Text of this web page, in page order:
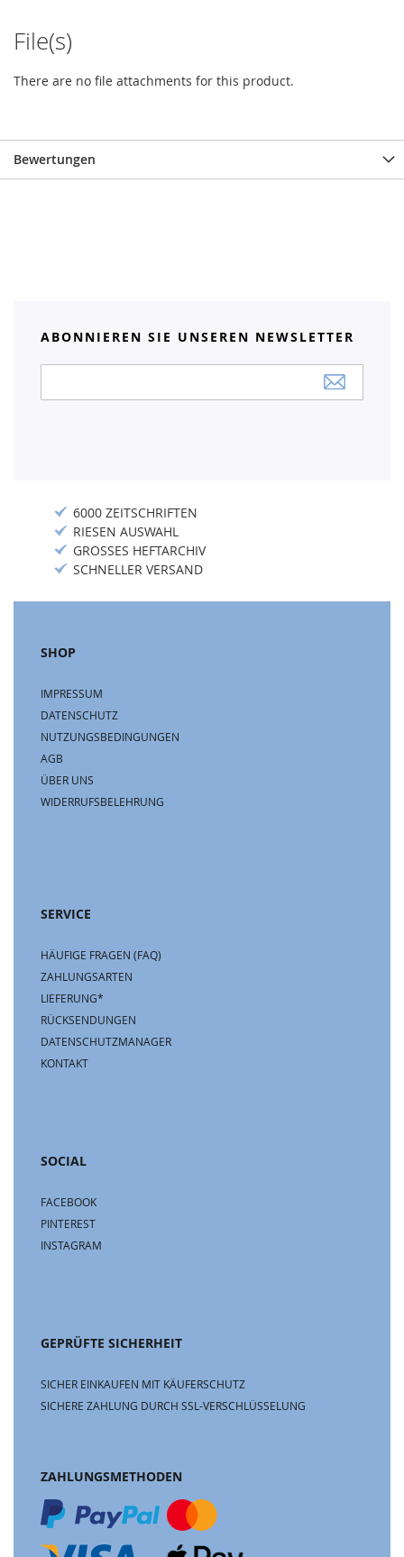
File(s)
There are no file attachments for this product.
Bewertungen
ABONNIEREN SIE UNSEREN NEWSLETTER
Newsletter:
6000 ZEITSCHRIFTEN
RIESEN AUSWAHL
GROSSES HEFTARCHIV
SCHNELLER VERSAND
SHOP
IMPRESSUM
DATENSCHUTZ
NUTZUNGSBEDINGUNGEN
AGB
ÜBER UNS
WIDERRUFSBELEHRUNG
SERVICE
HÄUFIGE FRAGEN (FAQ)
ZAHLUNGSARTEN
LIEFERUNG*
RÜCKSENDUNGEN
DATENSCHUTZMANAGER
KONTAKT
SOCIAL
FACEBOOK
PINTEREST
INSTAGRAM
GEPRÜFTE SICHERHEIT
SICHER EINKAUFEN MIT KÄUFERSCHUTZ
SICHERE ZAHLUNG DURCH SSL-VERSCHLÜSSELUNG
ZAHLUNGSMETHODEN